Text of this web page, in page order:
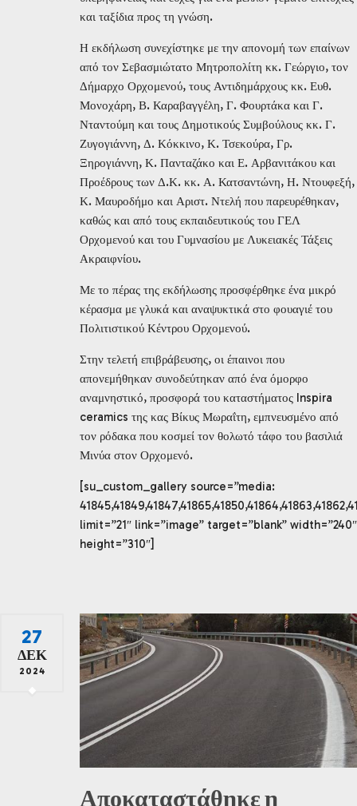
και ταξίδια προς τη γνώση.
Η εκδήλωση συνεχίστηκε με την απονομή των επαίνων
από τον Σεβασμιώτατο Μητροπολίτη κκ. Γεώργιο, τον
Δήμαρχο Ορχομενού, τους Αντιδημάρχους κκ. Ευθ.
Μονοχάρη, Β. Καραβαγγέλη, Γ. Φουρτάκα και Γ.
Νταντούμη και τους Δημοτικούς Συμβούλους κκ. Γ.
Ζυγογιάννη, Δ. Κόκκινο, Κ. Τσεκούρα, Γρ.
Ξηρογιάννη, Κ. Πανταζάκο και Ε. Αρβανιτάκου και
Προέδρους των Δ.Κ. κκ. Α. Κατσαντώνη, Η. Ντουφεξή,
Κ. Μαυροδήμο και Αριστ. Ντελή που παρευρέθηκαν,
καθώς και από τους εκπαιδευτικούς του ΓΕΛ
Ορχομενού και του Γυμνασίου με Λυκειακές Τάξεις
Ακραιφνίου.
Με το πέρας της εκδήλωσης προσφέρθηκε ένα μικρό
κέρασμα με γλυκά και αναψυκτικά στο φουαγιέ του
Πολιτιστικού Κέντρου Ορχομενού.
Στην τελετή επιβράβευσης, οι έπαινοι που
απονεμήθηκαν συνοδεύτηκαν από ένα όμορφο
αναμνηστικό, προσφορά του καταστήματος Inspira
ceramics της κας Βίκυς Μωραΐτη, εμπνευσμένο από
τον ρόδακα που κοσμεί τον θολωτό τάφο του βασιλιά
Μινύα στον Ορχομενό.
[su_custom_gallery source=”media:
limit=”21″ link=”image” target=”blank” width=”240″
height=”310″]
27
ΔΕΚ
2024
Αποκαταστάθηκε η